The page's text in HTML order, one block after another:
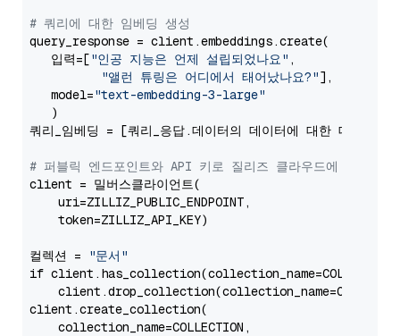
# 쿼리에 대한 임베딩 생성
query_response = client.embeddings.create(
   입력=[
"인공 지능은 언제 설립되었나요" ,
"앨런 튜링은 어디에서 태어났나요?"],
   model=
"text-embedding-3-large"
   )
쿼리_임베딩 = [쿼리_응답.데이터의 데이터에 대한 데이터.임
# 퍼블릭 엔드포인트와 API 키로 질리즈 클라우드에 연결하기
client = 밀버스클라이언트(
    uri=ZILLIZ_PUBLIC_ENDPOINT,
    token=ZILLIZ_API_KEY)
컬렉션 =
"문서"
if
client.create_collection(
    collection_name=COLLECTION,